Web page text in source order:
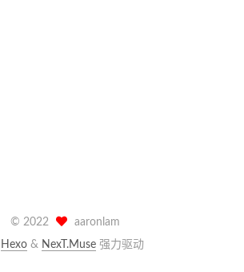
© 2022
aaronlam
Hexo& NexT.Muse强力驱动